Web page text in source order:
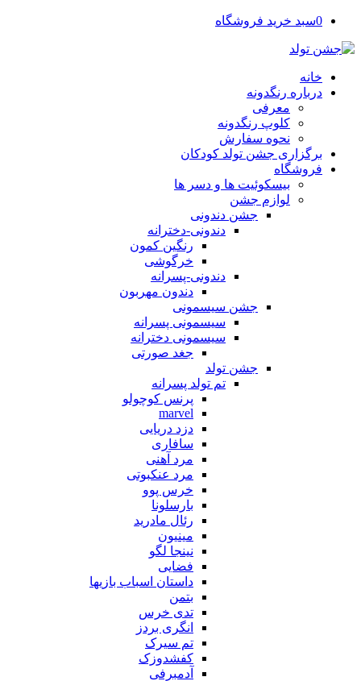
0سبد خرید فروشگاه
خانه
درباره رنگدونه
معرفی
کلوپ رنگدونه
نحوه سفارش
برگزاری جشن تولد کودکان
فروشگاه
بیسکوئیت ها و دسر ها
لوازم جشن
جشن دندونی
دندونی-دخترانه
رنگین کمون
خرگوشی
دندونی-پسرانه
دندون مهربون
جشن سیسمونی
سیسمونی پسرانه
سیسمونی دخترانه
جغد صورتی
جشن تولد
تم تولد پسرانه
پرنس کوچولو
marvel
دزد دریایی
سافاری
مرد آهنی
مرد عنکبوتی
خرس پوو
بارسلونا
رئال مادرید
مینیون
نینجا لگو
فضایی
داستان اسباب بازیها
بتمن
تدی خرس
انگری بردز
تم سیرک
کفشدوزک
آدمبرفی